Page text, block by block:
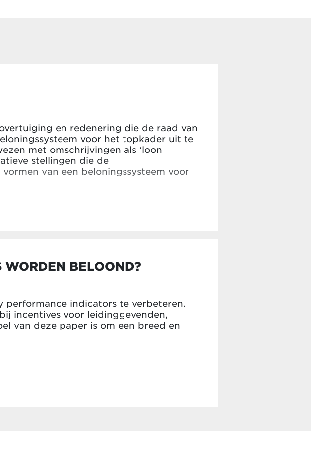
en redenering die de raad van
voor het topkader uit te
met omschrijvingen als ‘loon
stellingen die de
van een beloningssysteem voor
BELOOND?
performance indicators te verbeteren.
incentives voor leidinggevenden,
van deze paper is om een breed en